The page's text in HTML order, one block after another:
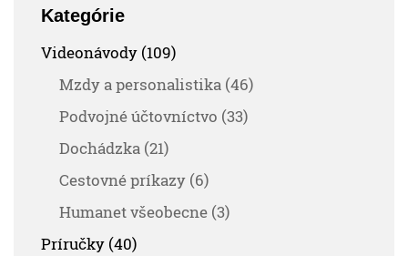
Kategórie
Videonávody (109)
Mzdy a personalistika (46)
Podvojné účtovníctvo (33)
Dochádzka (21)
Cestovné príkazy (6)
Humanet všeobecne (3)
Príručky (40)